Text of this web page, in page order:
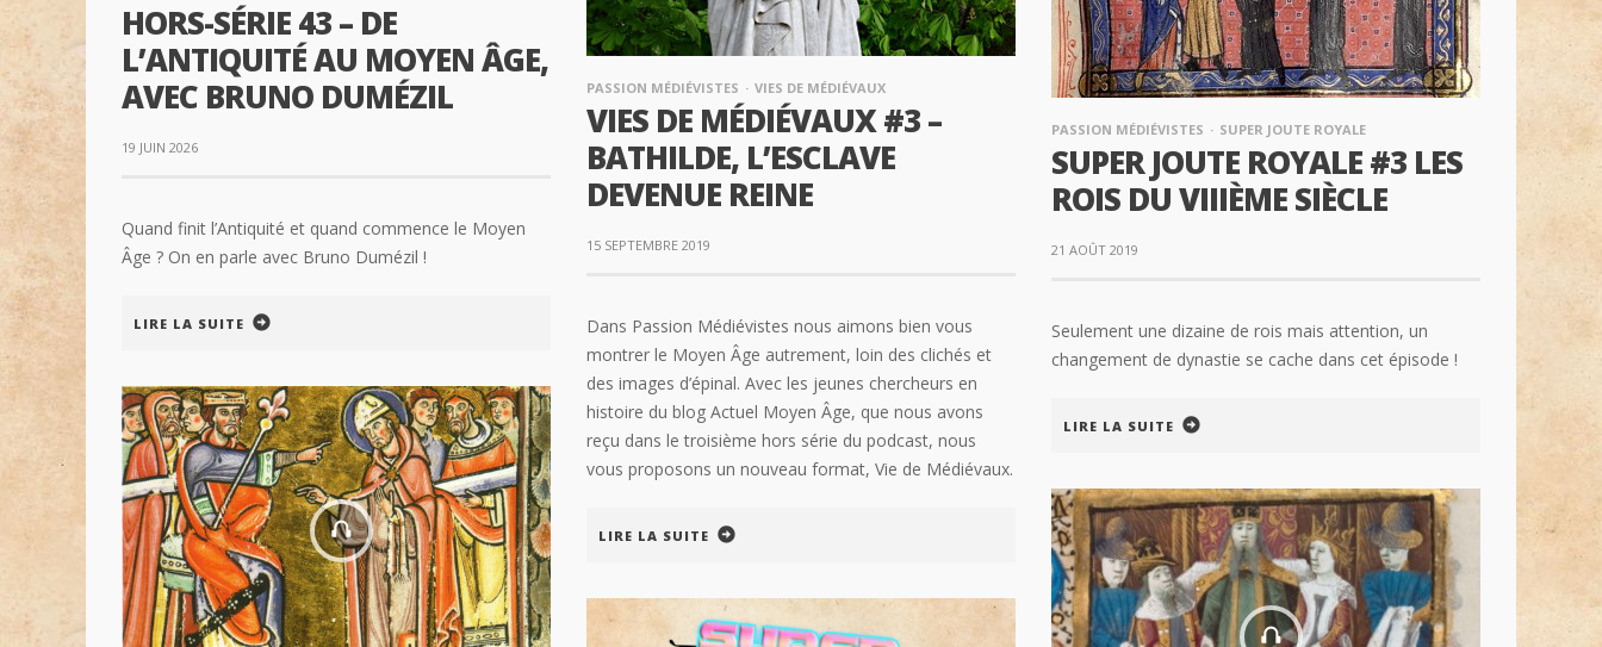
HORS-SÉRIE 43 – DE
L’ANTIQUITÉ AU MOYEN ÂGE,
AVEC BRUNO DUMÉZIL
19 JUIN 2026
Quand finit l’Antiquité et quand commence le Moyen
Âge ? On en parle avec Bruno Dumézil !
LIRE LA SUITE
PASSION MÉDIÉVISTES VIES DE MÉDIÉVAUX
VIES DE MÉDIÉVAUX #3 –
BATHILDE, L’ESCLAVE
DEVENUE REINE
15 SEPTEMBRE 2019
Dans Passion Médiévistes nous aimons bien vous
montrer le Moyen Âge autrement, loin des clichés et
des images d’épinal. Avec les jeunes chercheurs en
histoire du blog Actuel Moyen Âge, que nous avons
reçu dans le troisième hors série du podcast, nous
vous proposons un nouveau format, Vie de Médiévaux.
LIRE LA SUITE
PASSION MÉDIÉVISTES SUPER JOUTE ROYALE
SUPER JOUTE ROYALE #3 LES
ROIS DU VIIIÈME SIÈCLE
21 AOÛT 2019
Seulement une dizaine de rois mais attention, un
changement de dynastie se cache dans cet épisode !
LIRE LA SUITE